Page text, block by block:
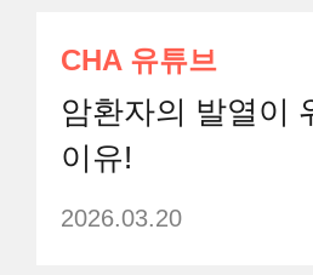
CHA 유튜브
암환자의 발열이
이유!
2026.03.20